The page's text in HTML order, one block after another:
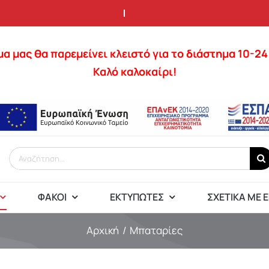
μας θα παρεμείνει κλειστό για το διάστημα 10-
Καλό καλοκαίρι!
Αναζήτηση
για:
ΦΑΚΟΊ ΕΚΤΥΠΩΤΈΣ ΣΧΕΤΙΚΆ ΜΕ
Αρχική Μπαταρίες